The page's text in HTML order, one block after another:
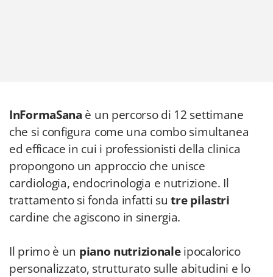
InFormaSana è un percorso di 12 settimane
che si configura come una combo simultanea
ed efficace in cui i professionisti della clinica
propongono un approccio che unisce
cardiologia, endocrinologia e nutrizione. Il
trattamento si fonda infatti su tre pilastri
cardine che agiscono in sinergia.
Il primo è un piano nutrizionaleipocalorico
personalizzato, strutturato sulle abitudini e lo